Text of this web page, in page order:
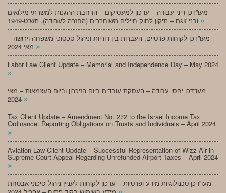
מעו”דכן דיני עבודה – עדכון למעסיקים – הרחבת ההגנות למשרתי מילואים
»
מעו”דכן לקוחות פרטיים, העברות בין דוריות וניהול סכסוכי משפחה וירושה –
»
Labor Law Client Update – Memorial and Independence Day – May 2024
»
מעו”דכן יחסי עבודה – העסקת עובדים ביום הזיכרון וביום העצמאות – מאי
»
Tax Client Update – Amendment No. 272 to the Israel Income Tax
Ordinance: Reporting Obligations on Trusts and Individuals – April 2024
»
Aviation Law Client Update – Successful Representation of Wizz Air in
Supreme Court Appeal Regarding Unrefunded Airport Taxes – April 2024
»
מעו”דכן טכנולוגיות מידע ופרטיות – עדכון לקוחות לעניין ניהול סיכוני אבטחת